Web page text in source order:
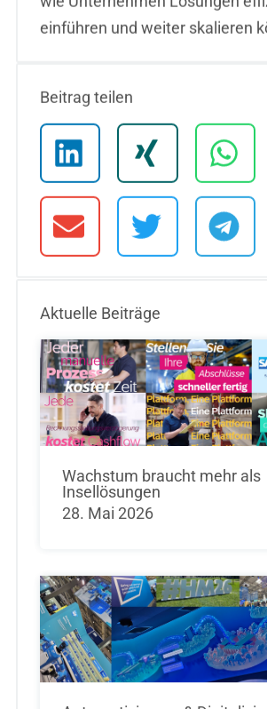
einführen und weiter skalieren
Beitrag teilen
Aktuelle Beiträge
Wachstum braucht mehr als
Insellösungen
28. Mai 2026